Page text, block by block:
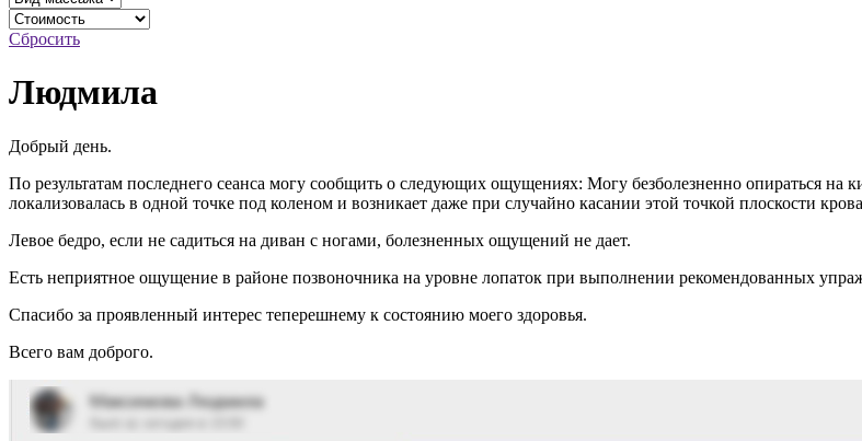
Сбросить
Людмила
Добрый день.
По результатам последнего сеанса могу сообщить о следующих ощущениях: Могу безболезненно опираться на
локализовалась в одной точке под коленом и возникает даже при случайно касании этой точкой плоскости
Левое бедро, если не садиться на диван с ногами, болезненных ощущений не дает.
Есть неприятное ощущение в районе позвоночника на уровне лопаток при выполнении рекомендованных
Спасибо за проявленный интерес теперешнему к состоянию моего здоровья.
Всего вам доброго.